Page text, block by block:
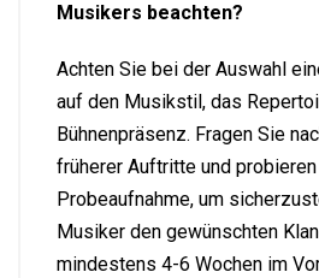
Musikers beachten?
Achten Sie bei der Auswahl
auf den Musikstil, das
Bühnenpräsenz. Fragen Sie
früherer Auftritte und
Probeaufnahme, um
Musiker den gewünschten
mindestens 4-6 Wochen im